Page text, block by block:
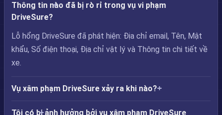
Thông tin nào đã bị rò rỉ trong vụ vi phạm
DriveSure?
Lỗ hổng DriveSure đã phát hiện: Địa chỉ email, Tên, Mật
khẩu, Số điện thoại, Địa chỉ vật lý và Thông tin chi tiết về
xe.
Vụ xâm phạm DriveSure xảy ra khi nào?
Tôi có bị ảnh hưởng bởi vụ xâm phạm DriveSure